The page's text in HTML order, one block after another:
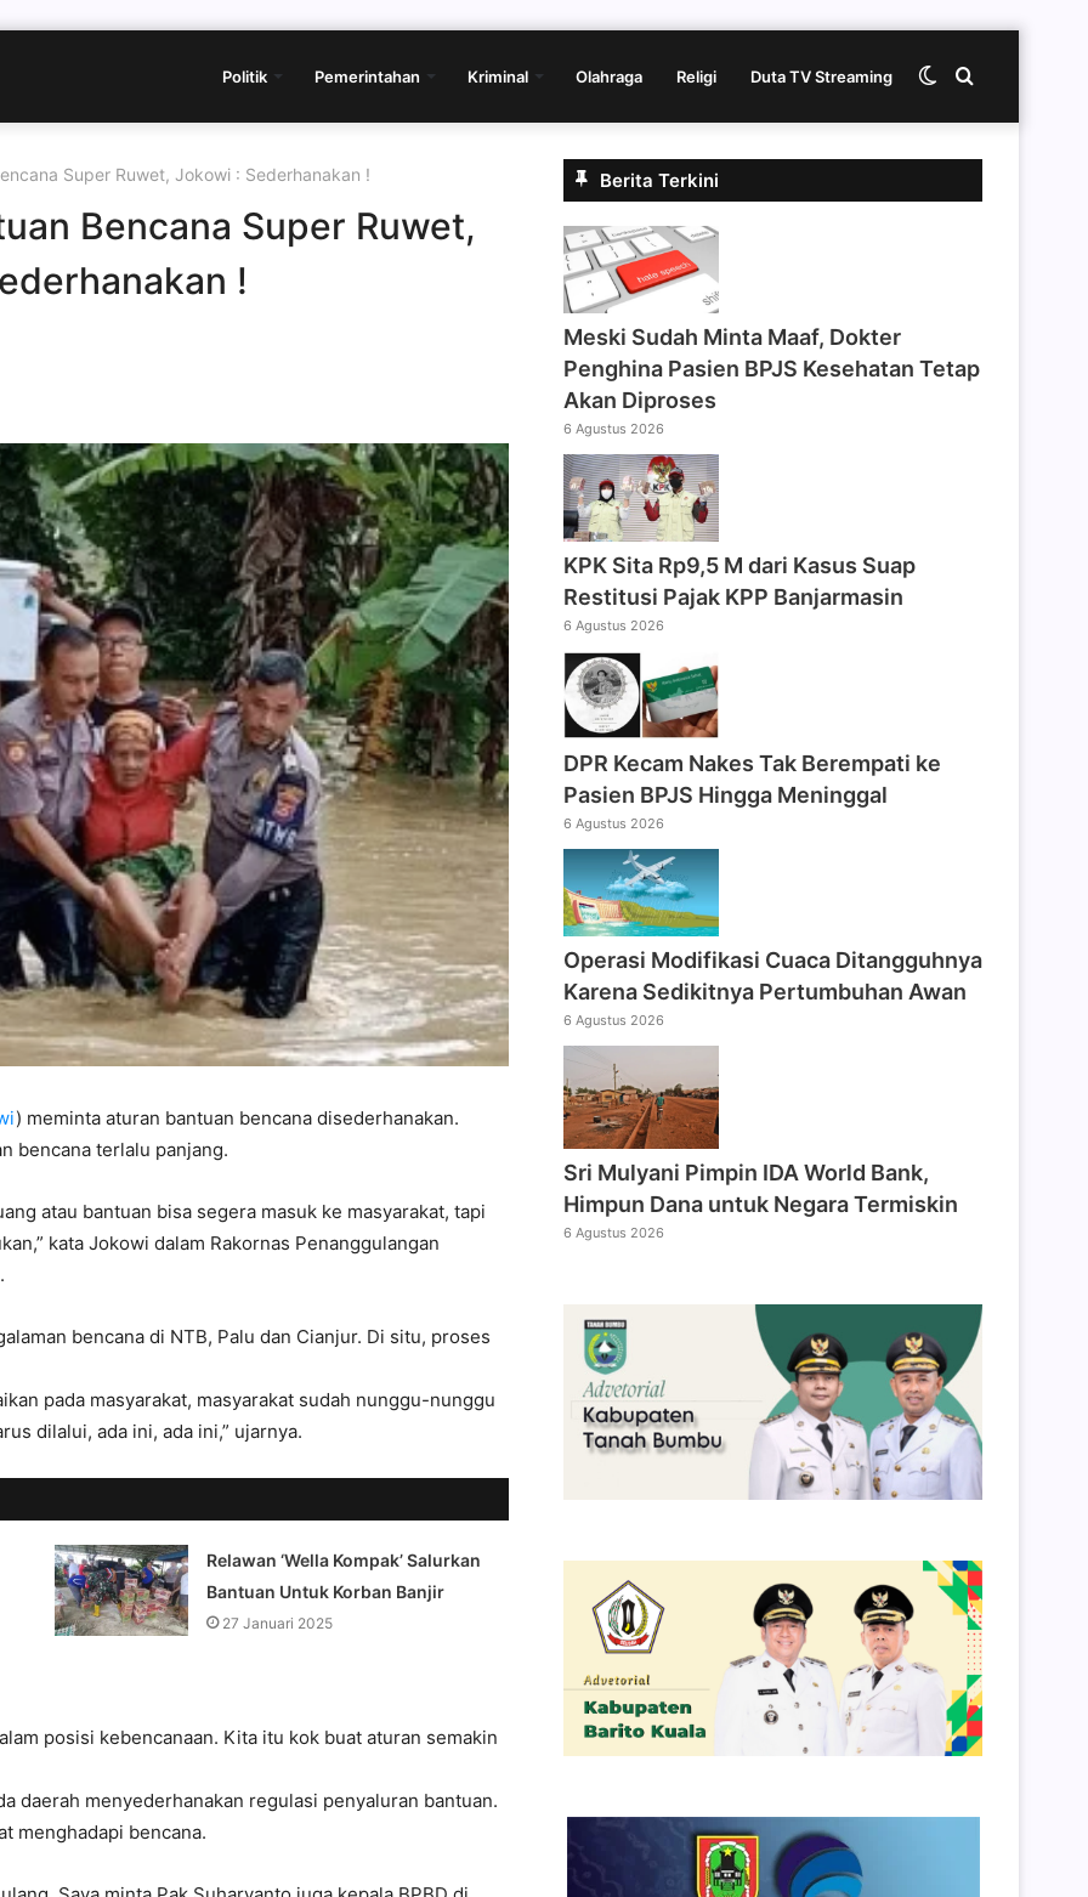
Politik Pemerintahan Kriminal Olahraga Religi Duta TV Streaming Cari
Switch
Super Ruwet, Jokowi : Sederhanakan !
Bencana Super Ruwet,
!
) meminta aturan bantuan bencana disederhanakan.
bencana terlalu panjang.
atau bantuan bisa segera masuk ke masyarakat, tapi
kata Jokowi dalam Rakornas Penanggulangan
bencana di NTB, Palu dan Cianjur. Di situ, proses
pada masyarakat, masyarakat sudah nunggu-nunggu
dilalui, ada ini, ada ini,” ujarnya.
Relawan ‘Wella Kompak’ Salurkan
Bantuan Untuk Korban Banjir
27 Januari 2025
posisi kebencanaan. Kita itu kok buat aturan semakin
daerah menyederhanakan regulasi penyaluran bantuan.
menghadapi bencana.
Berita Terkini
Meski Sudah Minta Maaf, Dokter
Penghina Pasien BPJS Kesehatan Tetap
Akan Diproses
6 Agustus 2026
KPK Sita Rp9,5 M dari Kasus Suap
Restitusi Pajak KPP Banjarmasin
6 Agustus 2026
DPR Kecam Nakes Tak Berempati ke
Pasien BPJS Hingga Meninggal
6 Agustus 2026
Operasi Modifikasi Cuaca Ditangguhnya
Karena Sedikitnya Pertumbuhan Awan
6 Agustus 2026
Sri Mulyani Pimpin IDA World Bank,
Himpun Dana untuk Negara Termiskin
6 Agustus 2026